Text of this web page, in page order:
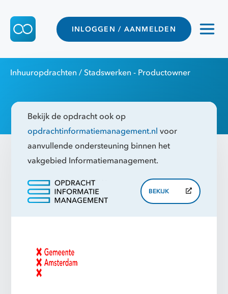
INLOGGEN / AANMELDEN
Inhuuropdrachten / Stadswerken - Productowner
Bekijk de opdracht ook op
opdrachtinformatiemanagement.nl voor
aanvullende ondersteuning binnen het
vakgebied Informatiemanagement.
BEKIJK